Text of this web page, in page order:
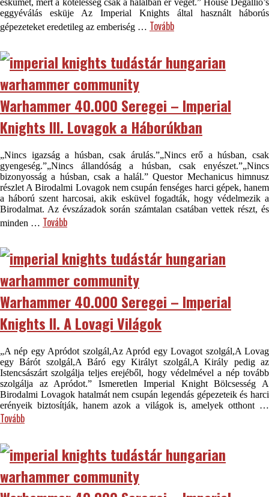
eskümet, mert a kötelesség csak a halálban ér véget.” House Degallio’s
eggyéválás esküje Az Imperial Knights által használt háborús
gépezeteket eredetileg az emberiség … Tovább
Warhammer 40.000 Seregei – Imperial
Knights III. Lovagok a Háborúkban
„Nincs igazság a húsban, csak árulás.”„Nincs erő a húsban, csak
gyengeség.”„Nincs állandóság a húsban, csak enyészet.”„Nincs
bizonyosság a húsban, csak a halál.” Questor Mechanicus himnusz
részlet A Birodalmi Lovagok nem csupán fenséges harci gépek, hanem
a háború szent harcosai, akik esküvel fogadták, hogy védelmezik a
Birodalmat. Az évszázadok során számtalan csatában vettek részt, és
minden … Tovább
Warhammer 40.000 Seregei – Imperial
Knights II. A Lovagi Világok
„A nép egy Apródot szolgál,Az Apród egy Lovagot szolgál,A Lovag
egy Bárót szolgál,A Báró egy Királyt szolgál,A Király pedig az
Istencsászárt szolgálja teljes erejéből, hogy védelmével a nép tovább
szolgálja az Apródot.” Ismeretlen Imperial Knight Bölcsesség A
Birodalmi Lovagok hatalmát nem csupán legendás gépezeteik és harci
erényeik biztosítják, hanem azok a világok is, amelyek otthont …
Tovább